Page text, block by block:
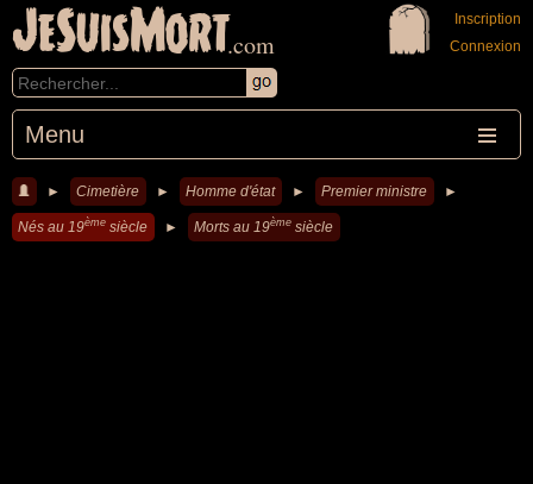
JeSuisMort.com
Menu
Inscription
Connexion
► Cimetière ► Homme d'état ► Premier ministre ►
Nés au 19ème siècle ► Morts au 19ème siècle